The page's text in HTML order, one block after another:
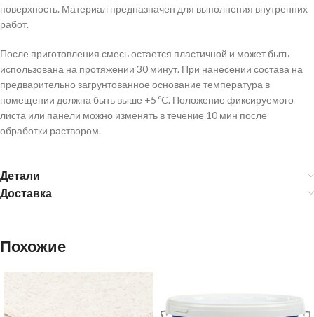
поверхность. Материал предназначен для выполнения внутренних
работ.
После приготовления смесь остается пластичной и может быть
использована на протяжении 30 минут. При нанесении состава на
предварительно загрунтованное основание температура в
помещении должна быть выше +5 ºC. Положение фиксируемого
листа или панели можно изменять в течение 10 мин после
обработки раствором.
Детали
Доставка
Похожие